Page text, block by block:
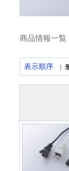
商品情報一覧
表示順序